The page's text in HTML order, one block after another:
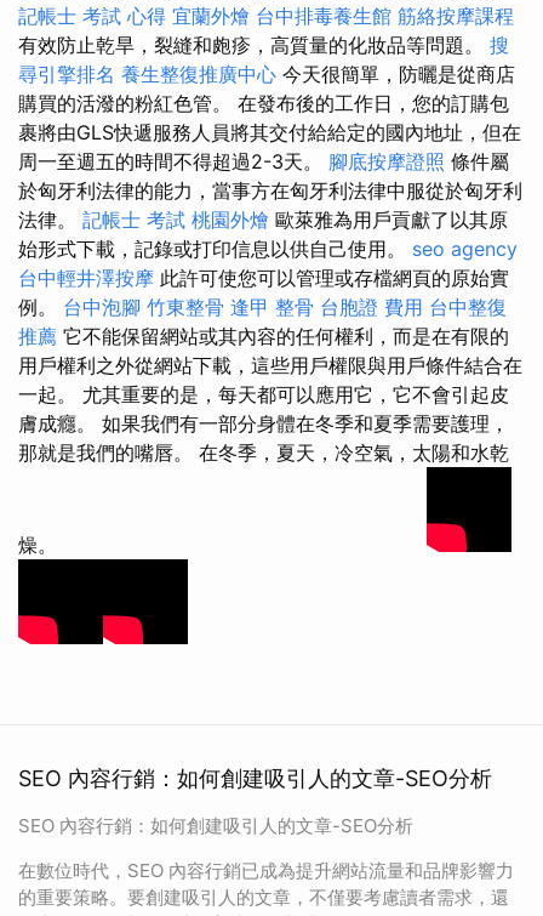
記帳士 考試 心得 宜蘭外燴 台中排毒養生館 筋絡按摩課程
有效防止乾旱，裂縫和皰疹，高質量的化妝品等問題。 搜
尋引擎排名 養生整復推廣中心 今天很簡單，防曬是從商店
購買的活潑的粉紅色管。 在發布後的工作日，您的訂購包
裹將由GLS快遞服務人員將其交付給給定的國內地址，但在
周一至週五的時間不得超過2-3天。 腳底按摩證照 條件屬
於匈牙利法律的能力，當事方在匈牙利法律中服從於匈牙利
法律。 記帳士 考試 桃園外燴 歐萊雅為用戶貢獻了以其原
始形式下載，記錄或打印信息以供自己使用。 seo agency
台中輕井澤按摩 此許可使您可以管理或存檔網頁的原始實
例。 台中泡腳 竹東整骨 逢甲 整骨 台胞證 費用 台中整復
推薦 它不能保留網站或其內容的任何權利，而是在有限的
用戶權利之外從網站下載，這些用戶權限與用戶條件結合在
一起。 尤其重要的是，每天都可以應用它，它不會引起皮
膚成癮。 如果我們有一部分身體在冬季和夏季需要護理，
那就是我們的嘴唇。 在冬季，夏天，冷空氣，太陽和水乾
燥。
SEO 內容行銷：如何創建吸引人的文章-SEO分析
SEO 內容行銷：如何創建吸引人的文章-SEO分析
在數位時代，SEO 內容行銷已成為提升網站流量和品牌影響力
的重要策略。要創建吸引人的文章，不僅要考慮讀者需求，還